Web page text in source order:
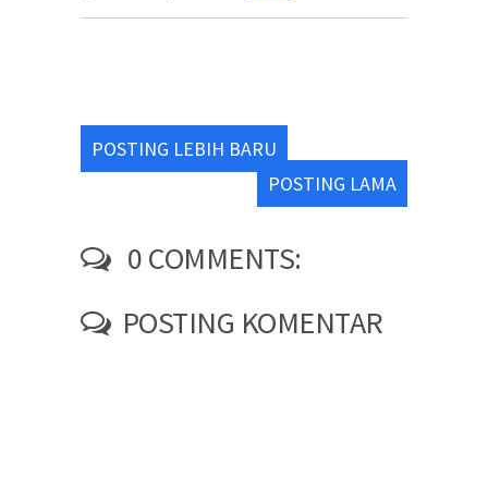
POSTING LEBIH BARU
POSTING LAMA
0 COMMENTS:
POSTING KOMENTAR